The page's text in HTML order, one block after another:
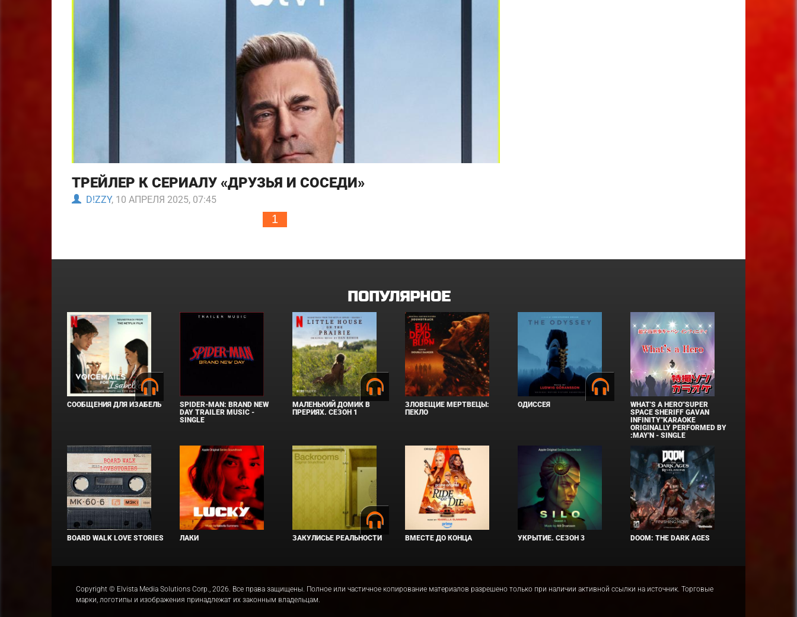
ТРЕЙЛЕР К СЕРИАЛУ «ДРУЗЬЯ И СОСЕДИ»
D!ZZY, 10 АПРЕЛЯ 2025, 07:45
1
ПОПУЛЯРНОЕ
СООБЩЕНИЯ ДЛЯ ИЗАБЕЛЬ
SPIDER-MAN: BRAND NEW
DAY TRAILER MUSIC -
SINGLE
МАЛЕНЬКИЙ ДОМИК В
ПРЕРИЯХ. СЕЗОН 1
ЗЛОВЕЩИЕ МЕРТВЕЦЫ:
ПЕКЛО
ОДИССЕЯ
WHAT'S A HERO"SUPER
SPACE SHERIFF GAVAN
INFINITY"KARAOKE
ORIGINALLY PERFORMED BY
:MAY'N - SINGLE
BOARD WALK LOVE STORIES ЛАКИ ЗАКУЛИСЬЕ РЕАЛЬНОСТИ ВМЕСТЕ ДО КОНЦА УКРЫТИЕ. СЕЗОН 3 DOOM: THE DARK AGES
Copyright © Elvista Media Solutions Corp., 2026. Все права защищены. Полное или частичное копирование материалов разрешено только при наличии активной ссылки на источник. Торговые
марки, логотипы и изображения принадлежат их законным владельцам.